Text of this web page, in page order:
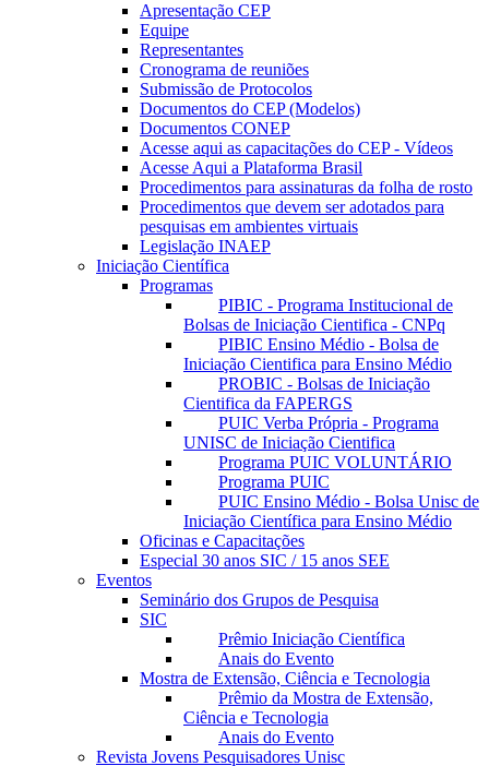
Apresentação CEP
Equipe
Representantes
Cronograma de reuniões
Submissão de Protocolos
Documentos do CEP (Modelos)
Documentos CONEP
Acesse aqui as capacitações do CEP - Vídeos
Acesse Aqui a Plataforma Brasil
Procedimentos para assinaturas da folha de rosto
Procedimentos que devem ser adotados para
pesquisas em ambientes virtuais
Legislação INAEP
Iniciação Científica
Programas
PIBIC - Programa Institucional de
Bolsas de Iniciação Cientifica - CNPq
PIBIC Ensino Médio - Bolsa de
Iniciação Cientifica para Ensino Médio
PROBIC - Bolsas de Iniciação
Cientifica da FAPERGS
PUIC Verba Própria - Programa
UNISC de Iniciação Cientifica
Programa PUIC VOLUNTÁRIO
Programa PUIC
PUIC Ensino Médio - Bolsa Unisc de
Iniciação Científica para Ensino Médio
Oficinas e Capacitações
Especial 30 anos SIC / 15 anos SEE
Eventos
Seminário dos Grupos de Pesquisa
SIC
Prêmio Iniciação Científica
Anais do Evento
Mostra de Extensão, Ciência e Tecnologia
Prêmio da Mostra de Extensão,
Ciência e Tecnologia
Anais do Evento
Revista Jovens Pesquisadores Unisc